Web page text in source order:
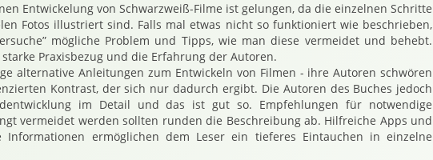
Entwickelung von Schwarzweiß-Filme ist gelungen, da die einzelnen Schritte
Fotos illustriert sind. Falls mal etwas nicht so funktioniert wie beschrieben,
mögliche Problem und Tipps, wie man diese vermeidet und behebt.
Praxisbezug und die Erfahrung der Autoren.
alternative Anleitungen zum Entwickeln von Filmen - ihre Autoren schwören
Kontrast, der sich nur dadurch ergibt. Die Autoren des Buches jedoch
im Detail und das ist gut so. Empfehlungen für notwendige
vermeidet werden sollten runden die Beschreibung ab. Hilfreiche Apps und
Informationen ermöglichen dem Leser ein tieferes Eintauchen in einzelne